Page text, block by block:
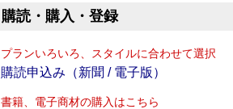
購読・購入・登録
プランいろいろ、スタイルに合わせて選択
購読申込み（新聞 / 電子版）
書籍、電子商材の購入はこちら